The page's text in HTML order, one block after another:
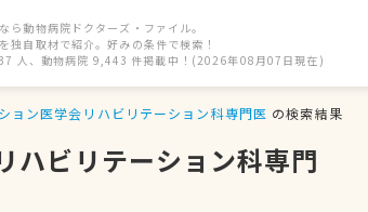
ら動物病院ドクターズ・ファイル。
独自取材で紹介。好みの条件で検索！
人、動物病院 9,443 件掲載中！(2026年08月07日現在)
ョン医学会リハビリテーション科専門医 の検索結果
ハビリテーション科専門